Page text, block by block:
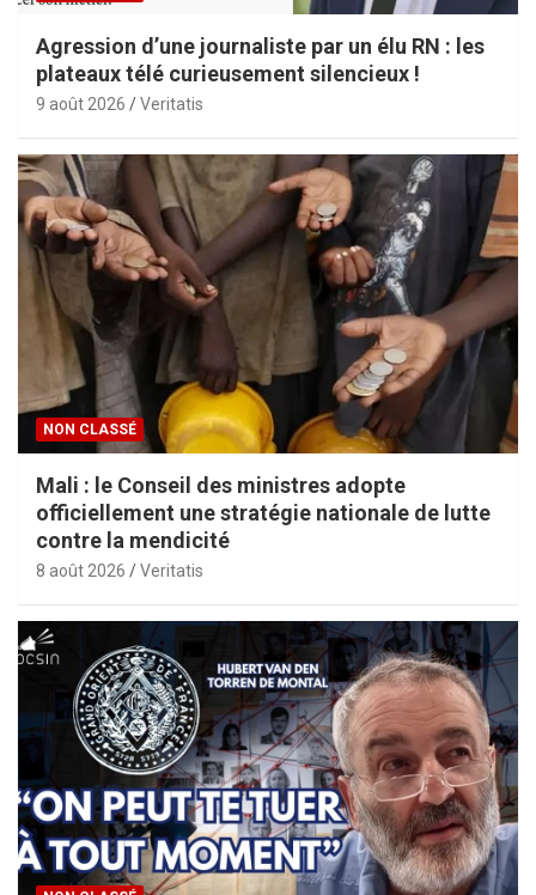
Agression d’une journaliste par un élu RN : les
plateaux télé curieusement silencieux !
9 août 2026 Veritatis
NON CLASSÉ
Mali : le Conseil des ministres adopte
officiellement une stratégie nationale de lutte
contre la mendicité
8 août 2026 Veritatis